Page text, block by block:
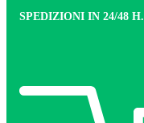
SPEDIZIONI IN 24/48 H.